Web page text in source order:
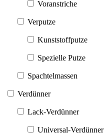
Voranstriche
Verputze
Kunststoffputze
Spezielle Putze
Spachtelmassen
Verdünner
Lack-Verdünner
Universal-Verdünner